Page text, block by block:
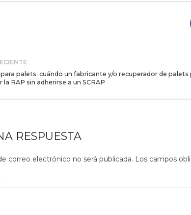
para palets: cuándo un fabricante y/o recuperador de palets
la RAP sin adherirse a un SCRAP
RESPUESTA
correo electrónico no será publicada. Los campos